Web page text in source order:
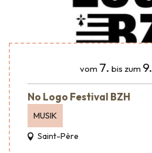
vom 7. bis zum 9.
No Logo Festival BZH
MUSIK
Saint-Père